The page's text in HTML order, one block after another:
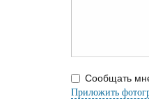
Сообщать
Приложить